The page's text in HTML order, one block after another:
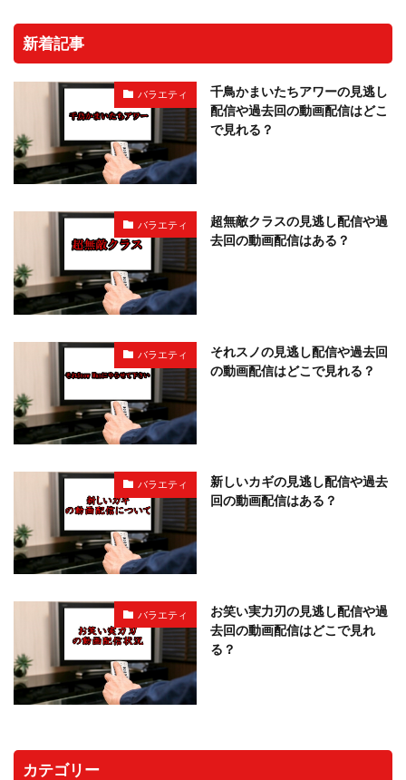
新着記事
バラエティ
千鳥かまいたちアワーの見逃し
配信や過去回の動画配信はどこ
で見れる？
バラエティ
超無敵クラスの見逃し配信や過
去回の動画配信はある？
バラエティ
それスノの見逃し配信や過去回
の動画配信はどこで見れる？
バラエティ
新しいカギの見逃し配信や過去
回の動画配信はある？
バラエティ
お笑い実力刃の見逃し配信や過
去回の動画配信はどこで見れ
る？
カテゴリー